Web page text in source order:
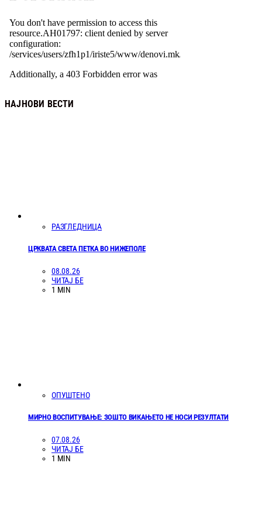
НАЈНОВИ ВЕСТИ
РАЗГЛЕДНИЦА
ЦРКВАТА СВЕТА ПЕТКА ВО НИЖЕПОЛЕ
08.08.26
ЧИТАЈ БЕ
1 MIN
ОПУШТЕНО
МИРНО ВОСПИТУВАЊЕ: ЗОШТО ВИКАЊЕТО НЕ НОСИ РЕЗУЛТАТИ
07.08.26
ЧИТАЈ БЕ
1 MIN